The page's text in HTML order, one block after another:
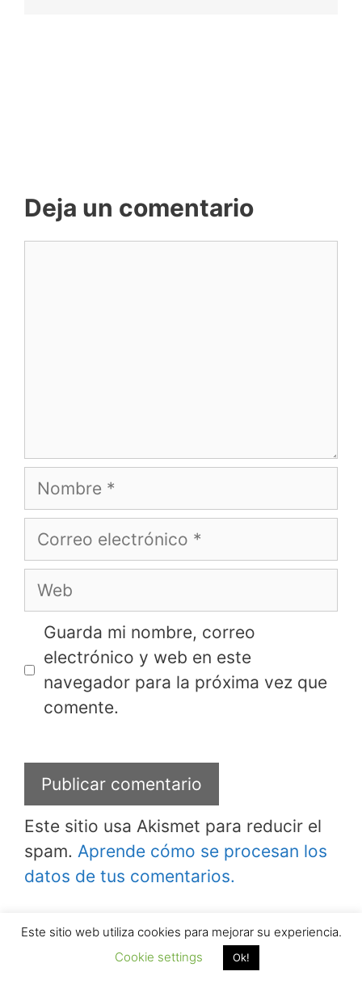
Deja un comentario
Nombre
Correo
electrónico
Web
Guarda mi nombre, correo
electrónico y web en este
navegador para la próxima vez que
comente.
Este sitio usa Akismet para reducir el
spam. Aprende cómo se procesan los
datos de tus comentarios.
Este sitio web utiliza cookies para mejorar su experiencia.
Cookie settings
Ok!